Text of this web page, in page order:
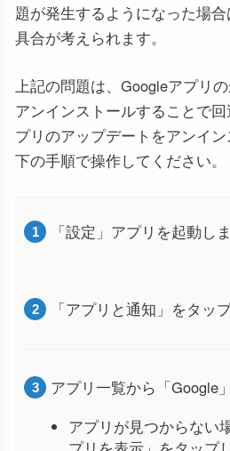
題が発生するようになった場
具合が考えられます。
上記の問題は、Googleアプリ
アンインストールすることで
プリのアップデートをアンイ
下の手順で操作してください。
「設定」アプリを起動しま
「アプリと通知」をタッ
アプリ一覧から「Google
アプリが見つからない